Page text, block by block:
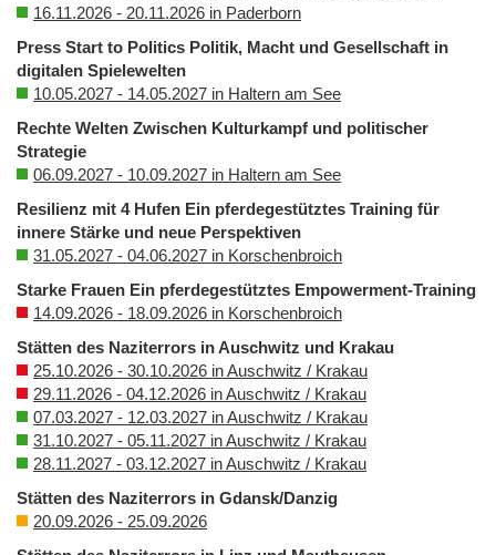
16.11.2026 - 20.11.2026 in Paderborn
Press Start to Politics Politik, Macht und Gesellschaft in
digitalen Spielewelten
10.05.2027 - 14.05.2027 in Haltern am See
Rechte Welten Zwischen Kulturkampf und politischer
Strategie
06.09.2027 - 10.09.2027 in Haltern am See
Resilienz mit 4 Hufen Ein pferdegestütztes Training für
innere Stärke und neue Perspektiven
31.05.2027 - 04.06.2027 in Korschenbroich
Starke Frauen Ein pferdegestütztes Empowerment-Training
14.09.2026 - 18.09.2026 in Korschenbroich
Stätten des Naziterrors in Auschwitz und Krakau
25.10.2026 - 30.10.2026 in Auschwitz / Krakau
29.11.2026 - 04.12.2026 in Auschwitz / Krakau
07.03.2027 - 12.03.2027 in Auschwitz / Krakau
31.10.2027 - 05.11.2027 in Auschwitz / Krakau
28.11.2027 - 03.12.2027 in Auschwitz / Krakau
Stätten des Naziterrors in Gdansk/Danzig
20.09.2026 - 25.09.2026